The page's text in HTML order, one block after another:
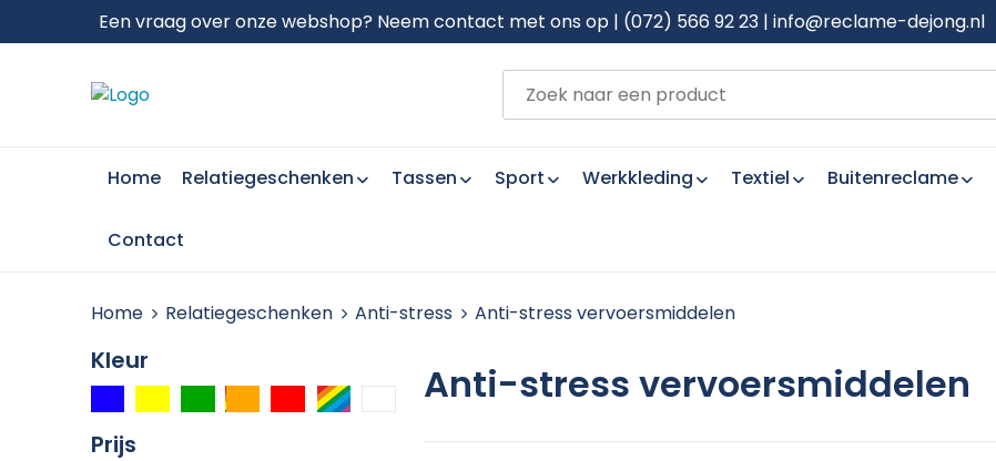
Een vraag over onze webshop? Neem contact met ons op | (072) 566 92 23 | info@reclame-dejong.nl
Home Relatiegeschenken Tassen Sport Werkkleding Textiel Buitenreclame
Contact
Home Relatiegeschenken Anti-stress Anti-stress vervoersmiddelen
Kleur
Prijs
Anti-stress vervoersmiddelen